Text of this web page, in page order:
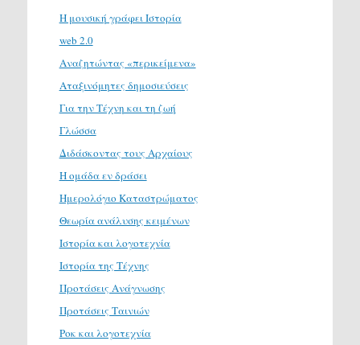
H μουσική γράφει Ιστορία
web 2.0
Αναζητώντας «περικείμενα»
Αταξινόμητες δημοσιεύσεις
Για την Τέχνη και τη ζωή
Γλώσσα
Διδάσκοντας τους Αρχαίους
Η ομάδα εν δράσει
Ημερολόγιο Καταστρώματος
Θεωρία ανάλυσης κειμένων
Ιστορία και λογοτεχνία
Ιστορία της Τέχνης
Προτάσεις Ανάγνωσης
Προτάσεις Ταινιών
Ροκ και λογοτεχνία